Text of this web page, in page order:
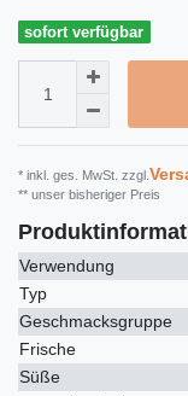
sofort verfügbar
* inkl. ges. MwSt. zzgl.
** unser bisheriger Preis
Verwendung
Typ
Geschmacksgruppe
Frische
Süße